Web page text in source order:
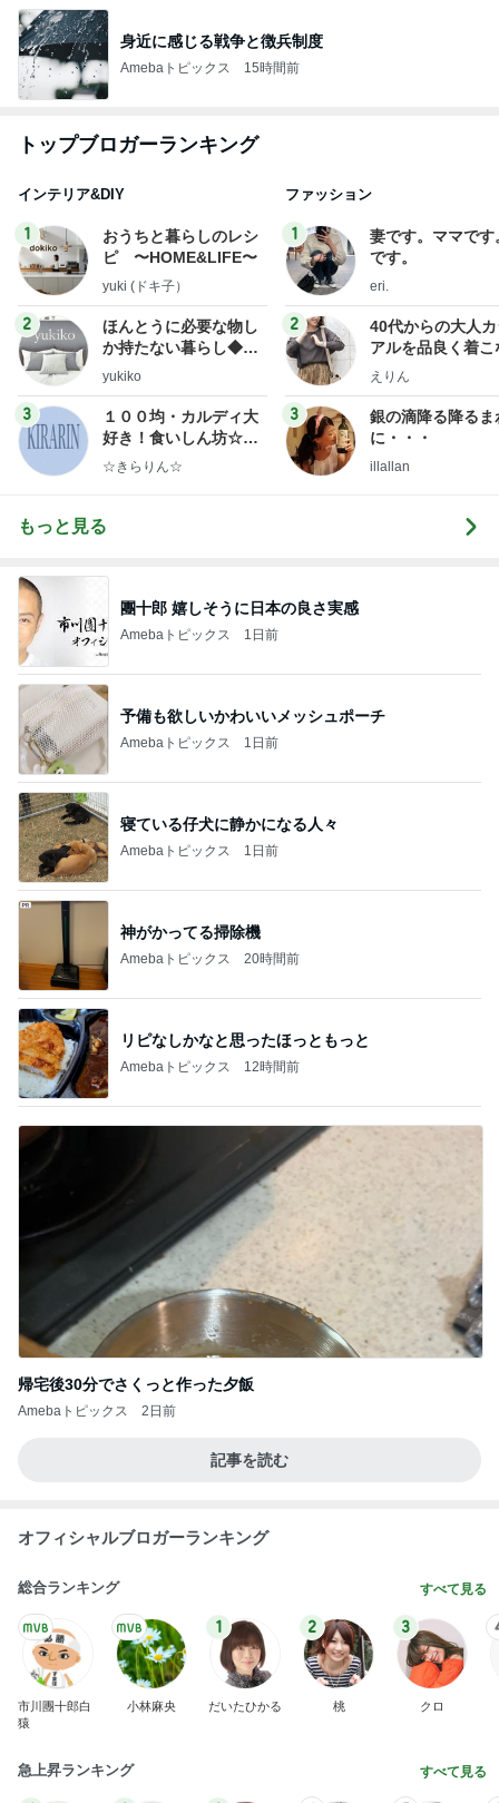
身近に感じる戦争と徴兵制度
Amebaトピックス 15時間前
トップブロガーランキング
インテリア&DIY
1
おうちと暮らしのレシ
ピ 〜HOME&LIFE〜
yuki (ドキ子）
2
ほんとうに必要な物し
か持たない暮らし◆Ke
ep Life Simple◆〜イ
yukiko
3
１００均・カルディ大
好き！食いしん坊☆き
らりん☆のブログ
☆きらりん☆
ファッション
1
妻です。ママです
です。
eri.
2
40代からの大人
アルを品良く着こ
ファッションブロ
えりん
3
銀の滴降る降るま
に・・・
illallan
もっと見る
團十郎 嬉しそうに日本の良さ実感
Amebaトピックス 1日前
予備も欲しいかわいいメッシュポーチ
Amebaトピックス 1日前
寝ている仔犬に静かになる人々
Amebaトピックス 1日前
神がかってる掃除機
Amebaトピックス 20時間前
リピなしかなと思ったほっともっと
Amebaトピックス 12時間前
帰宅後30分でさくっと作った夕飯
Amebaトピックス 2日前
記事を読む
オフィシャルブロガーランキング
総合ランキング すべて見る
市川團十郎白
猿
小林麻央
1
だいたひかる
2
桃
3
クロ
急上昇ランキング すべて見る